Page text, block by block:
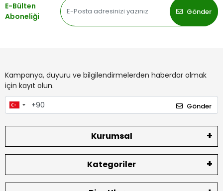
E-Bülten
Aboneliği
Gönder
Kampanya, duyuru ve bilgilendirmelerden haberdar olmak
için kayıt olun.
Gönder
Kurumsal
Kategoriler